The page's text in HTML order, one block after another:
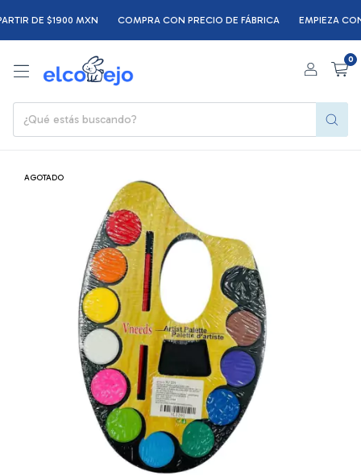
DE $1900 MXN COMPRA CON PRECIO DE FÁBRICA EMPIEZA CON
0
AGOTADO